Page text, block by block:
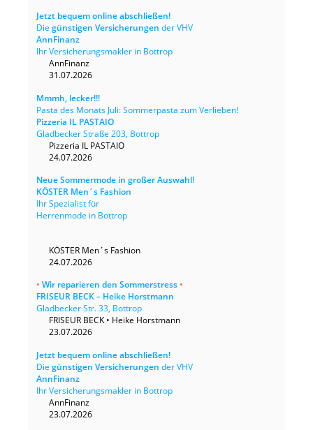
Jetzt bequem online abschließen!
Die günstigen Versicherungen der VHV
AnnFinanz
Ihr Versicherungsmakler in Bottrop
AnnFinanz
31.07.2026
Mmmh, lecker!!!
Pasta des Monats Juli: Sommerpasta zum Verlieben!
Pizzeria IL PASTAIO
Gladbecker Straße 203, Bottrop
Pizzeria IL PASTAIO
24.07.2026
Neue Sommermode in großer Auswahl!
KÖSTER Men´s Fashion
Ihr Spezialist für
Herrenmode in Bottrop
KÖSTER Men´s Fashion
24.07.2026
• Wir reparieren den Sommerstress•
FRISEUR BECK – Heike Horstmann
Gladbecker Str. 33, Bottrop
FRISEUR BECK • Heike Horstmann
23.07.2026
Jetzt bequem online abschließen!
Die günstigen Versicherungen der VHV
AnnFinanz
Ihr Versicherungsmakler in Bottrop
AnnFinanz
23.07.2026